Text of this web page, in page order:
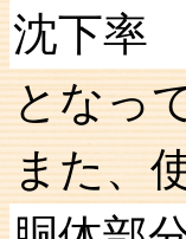
沈下
となっ
また、